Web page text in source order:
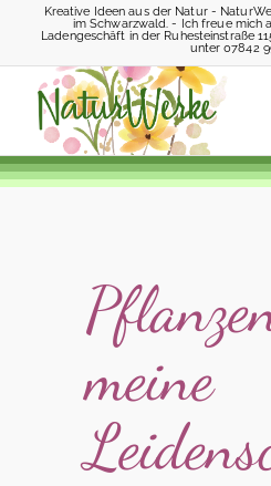
Kreative Ideen aus der Natur -
im Schwarzwald. - Ich freue mich
Ladengeschäft in der Ruhesteinstraße
unter 07842
meine